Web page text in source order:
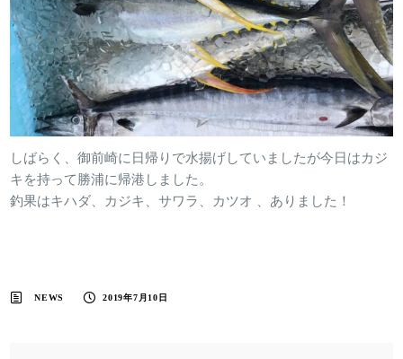
しばらく、御前崎に日帰りで水揚げしていましたが今日はカジ
キを持って勝浦に帰港しました。
釣果はキハダ、カジキ、サワラ、カツオ 、ありました！
NEWS 2019年7月10日